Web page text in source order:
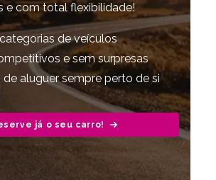
e com total flexibilidade!
de veículos
e sem surpresas
de aluguer sempre perto de si
já o seu carro!